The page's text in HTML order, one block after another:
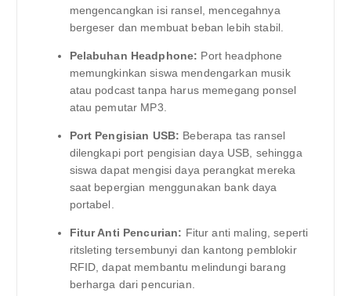
mengencangkan isi ransel, mencegahnya
bergeser dan membuat beban lebih stabil.
Pelabuhan Headphone: Port headphone
memungkinkan siswa mendengarkan musik
atau podcast tanpa harus memegang ponsel
atau pemutar MP3.
Port Pengisian USB: Beberapa tas ransel
dilengkapi port pengisian daya USB, sehingga
siswa dapat mengisi daya perangkat mereka
saat bepergian menggunakan bank daya
portabel.
Fitur Anti Pencurian: Fitur anti maling, seperti
ritsleting tersembunyi dan kantong pemblokir
RFID, dapat membantu melindungi barang
berharga dari pencurian.